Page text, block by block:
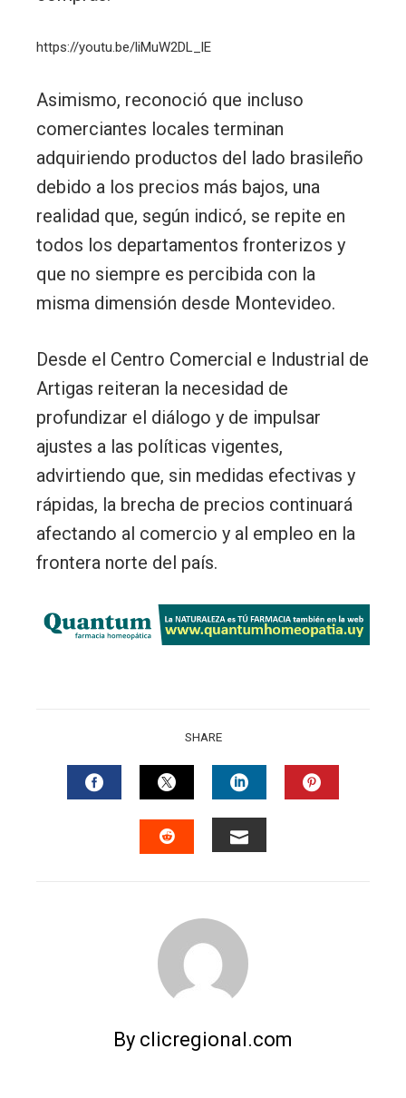
https://youtu.be/liMuW2DL_lE
Asimismo, reconoció que incluso
comerciantes locales terminan
adquiriendo productos del lado brasileño
debido a los precios más bajos, una
realidad que, según indicó, se repite en
todos los departamentos fronterizos y
que no siempre es percibida con la
misma dimensión desde Montevideo.
Desde el Centro Comercial e Industrial de
Artigas reiteran la necesidad de
profundizar el diálogo y de impulsar
ajustes a las políticas vigentes,
advirtiendo que, sin medidas efectivas y
rápidas, la brecha de precios continuará
afectando al comercio y al empleo en la
frontera norte del país.
SHARE
FACEBOOKTWITTERLINKEDIN
By clicregional.com